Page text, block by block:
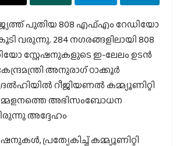
പുതിയ 808 എഫ്എം റേഡിയോ
വരുന്നു. 284 നഗരങ്ങളിലായി 808
സ്റ്റേഷനുകളുടെ ഇ-ലേലം ഉടന്‍
അനുരാഗ് ഠാക്കൂര്‍
റീജിയണല്‍ കമ്മ്യൂണിറ്റി
അഭിസംബോധന
അദ്ദേഹം
പ്രത്യേകിച്ച് കമ്മ്യൂണിറ്റി